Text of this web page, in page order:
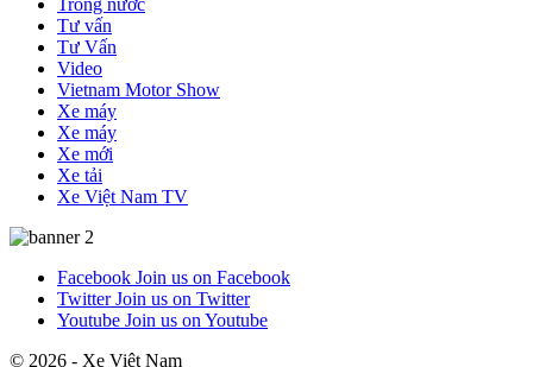
Tư vấn
Tư Vấn
Video
Vietnam Motor Show
Xe máy
Xe máy
Xe mới
Xe tải
Xe Việt Nam TV
Facebook Join us on Facebook
Twitter Join us on Twitter
Youtube Join us on Youtube
© 2026 - Xe Việt Nam